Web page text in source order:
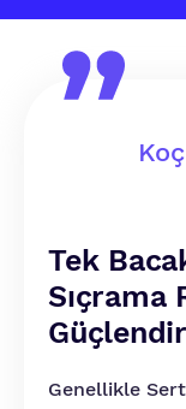
Tek
Sıçrama
Güçlendir
Genellikle